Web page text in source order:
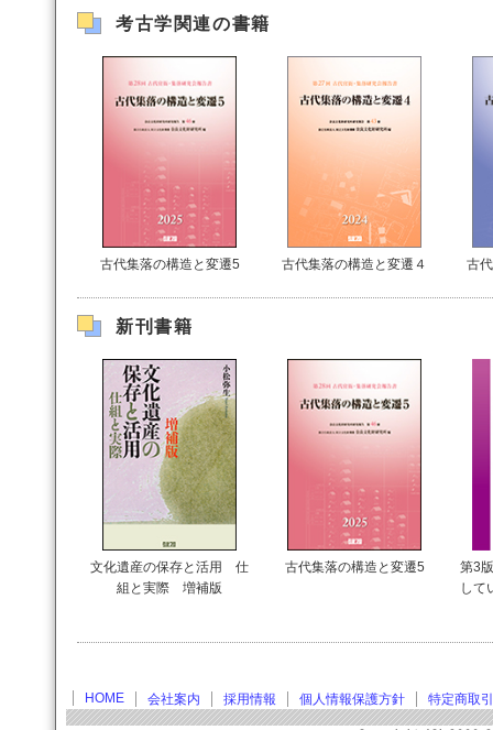
考古学関連の書籍
古代集落の構造と変遷5 古代集落の構造と変遷４ 古
新刊書籍
文化遺産の保存と活用 仕
組と実際 増補版
古代集落の構造と変遷5
第3
して
HOME 会社案内 採用情報 個人情報保護方針 特定商取